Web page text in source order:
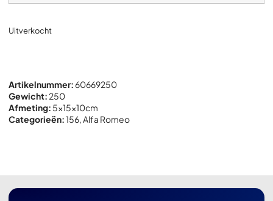
Uitverkocht
Artikelnummer:60669250
Gewicht: 250
Afmeting: 5x15x10cm
Categorieën:156,Alfa Romeo